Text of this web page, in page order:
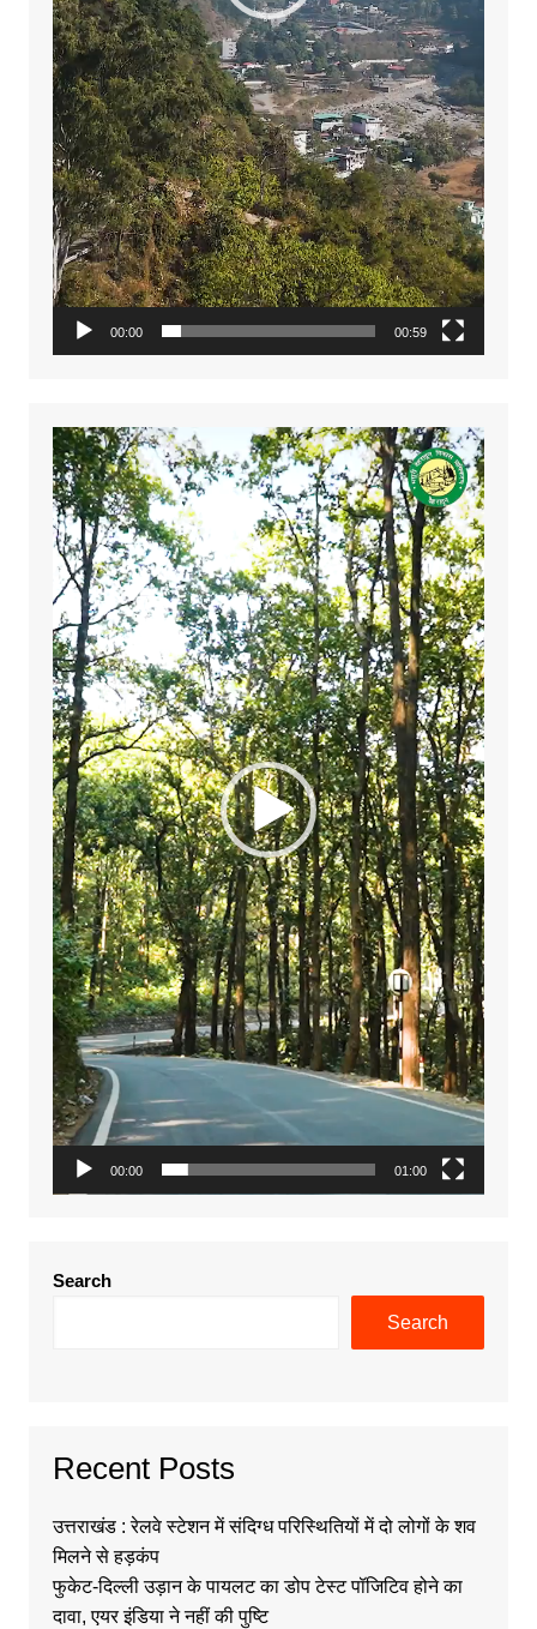
00:00 00:59
Video
Player
00:00 01:00
Search
Search
Recent Posts
उत्तराखंड : रेलवे स्टेशन में संदिग्ध परिस्थितियों में दो लोगों के शव
मिलने से हड़कंप
फुकेट-दिल्ली उड़ान के पायलट का डोप टेस्ट पॉजिटिव होने का
दावा, एयर इंडिया ने नहीं की पुष्टि